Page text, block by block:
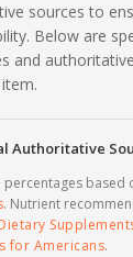
sources to
Below are
and
Authoritative
percentages based
. Nutrient
for Americans.